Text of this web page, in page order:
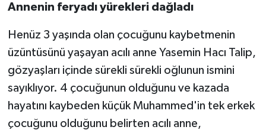
Annenin feryadı yürekleri dağladı
Henüz 3 yaşında olan çocuğunu kaybetmenin
üzüntüsünü yaşayan acılı anne Yasemin Hacı Talip,
gözyaşları içinde sürekli sürekli oğlunun ismini
sayıklıyor. 4 çocuğunun olduğunu ve kazada
hayatını kaybeden küçük Muhammed'in tek erkek
çocuğunu olduğunu belirten acılı anne,